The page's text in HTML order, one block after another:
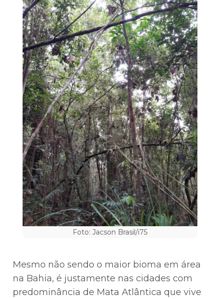
Foto: Jacson Brasil/i75
Mesmo não sendo o maior bioma em área
na Bahia, é justamente nas cidades com
predominância de Mata Atlântica que vive